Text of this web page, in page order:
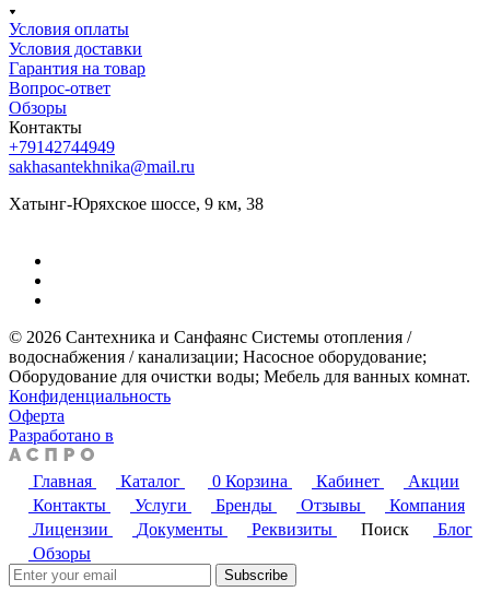
Условия оплаты
Условия доставки
Гарантия на товар
Вопрос-ответ
Обзоры
Контакты
+79142744949
sakhasantekhnika@mail.ru
Хатынг-Юряхское шоссе, 9 км, 38
© 2026 Сантехника и Санфаянс ​Системы отопления /
водоснабжения / канализации; ​Насосное оборудование; ​
Оборудование для очистки воды; ​Мебель для ванных комнат.
Конфиденциальность
Оферта
Разработано в
Главная Каталог 0 Корзина Кабинет
Акции
Контакты
Услуги Бренды Отзывы
Компания
Лицензии
Документы Реквизиты Поиск
Блог
Обзоры
Subscribe